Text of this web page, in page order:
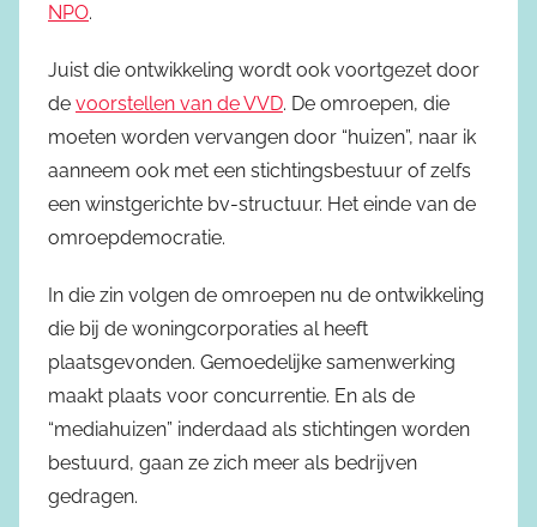
NPO.
Juist die ontwikkeling wordt ook voortgezet door
de voorstellen van de VVD. De omroepen, die
moeten worden vervangen door “huizen”, naar ik
aanneem ook met een stichtingsbestuur of zelfs
een winstgerichte bv-structuur. Het einde van de
omroepdemocratie.
In die zin volgen de omroepen nu de ontwikkeling
die bij de woningcorporaties al heeft
plaatsgevonden. Gemoedelijke samenwerking
maakt plaats voor concurrentie. En als de
“mediahuizen” inderdaad als stichtingen worden
bestuurd, gaan ze zich meer als bedrijven
gedragen.